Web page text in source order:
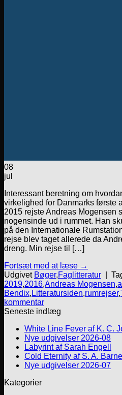
08
jul
Interessant beretning om
virkelighed for Danmarks første
2015 rejste Andreas Mogensen
nogensinde ud i rummet. Han
på den Internationale
rejse blev taget allerede da
dreng. Min rejse til […]
Fortsæt med at læse →
Udgivet Bøger,Faglitteratur
2019,2016,Andreas Mogensen,
Bendix, Litteratursiden,rumrejser,
kommentar
Seneste indlæg
White Line Fever af K. C.
Nye udgivelser 2026-08
Labyrint af Sarah Engell
Cold Eternity af S. A.
Nye udgivelser 2026-07
Kategorier